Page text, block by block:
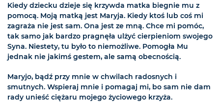
Kiedy dziecku dzieje się krzywda matka biegnie mu z
pomocą. Moją matką jest Maryja. Kiedy ktoś lub coś mi
zagraża nie jest sam. Ona jest ze mną. Chce mi pomóc,
tak samo jak bardzo pragnęła ulżyć cierpieniom swojego
Syna. Niestety, tu było to niemożliwe. Pomogła Mu
jednak nie jakimś gestem, ale samą obecnością.
Maryjo, bądź przy mnie w chwilach radosnych i
smutnych. Wspieraj mnie i pomagaj mi, bo sam nie dam
rady unieść ciężaru mojego życiowego krzyża.